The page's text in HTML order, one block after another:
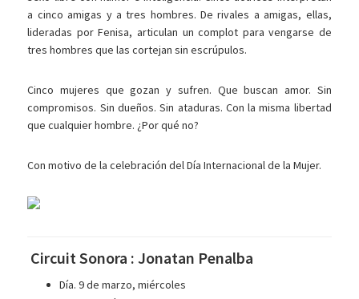
a cinco amigas y a tres hombres. De rivales a amigas, ellas,
lideradas por Fenisa, articulan un complot para vengarse de
tres hombres que las cortejan sin escrúpulos.
Cinco mujeres que gozan y sufren. Que buscan amor. Sin
compromisos. Sin dueños. Sin ataduras. Con la misma libertad
que cualquier hombre. ¿Por qué no?
Con motivo de la celebración del Día Internacional de la Mujer.
Circuit Sonora : Jonatan Penalba
Día. 9 de marzo, miércoles